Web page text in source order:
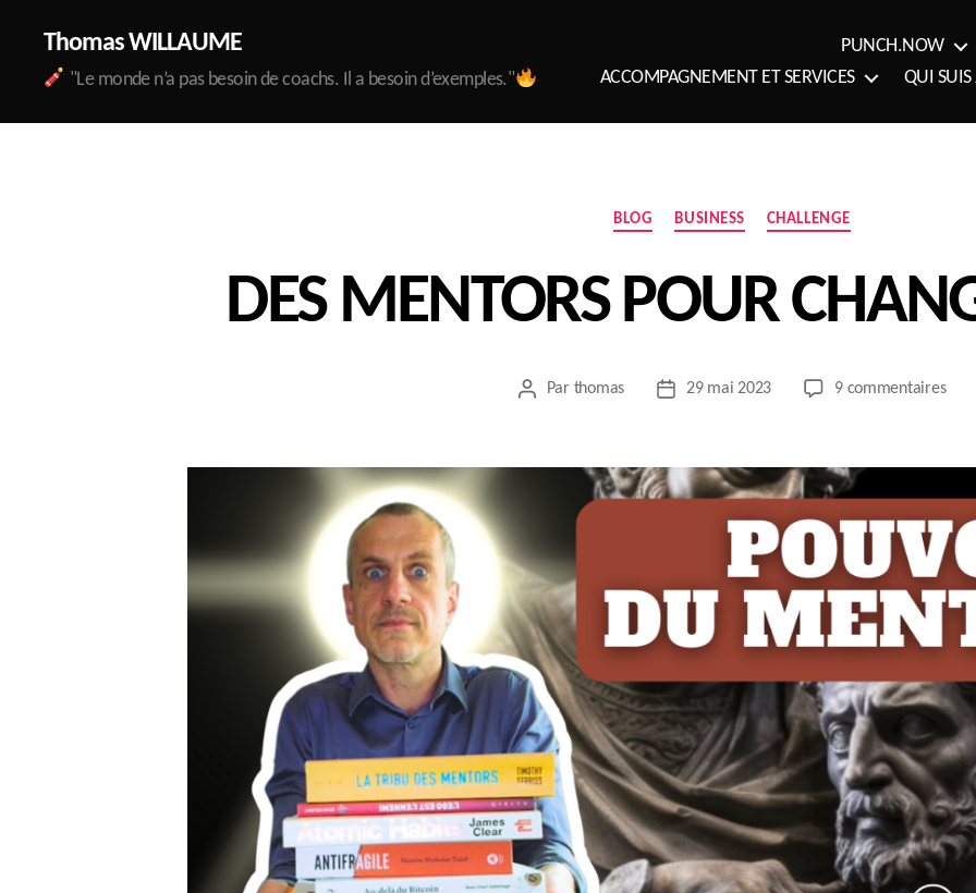
Thomas WILLAUME
"Le monde n’a pas besoin de coachs. Il a besoin d’exemples."
PUNCH.NOW
ACCOMPAGNEMENT ET SERVICES
QUI SUIS
Catégories
BLOG BUSINESS CHALLENGE
DES MENTORS POUR
Auteur
Par thomas
Date29 mai 2023 9 commentairessur
DE
VIE